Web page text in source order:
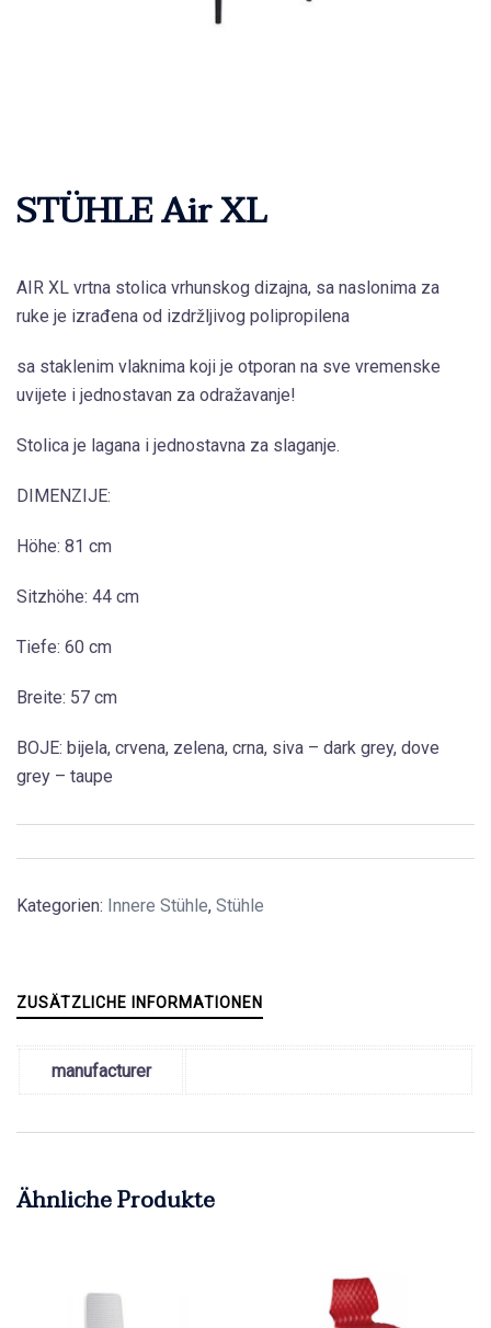
STÜHLE Air XL
AIR XL vrtna stolica vrhunskog dizajna, sa naslonima za
ruke je izrađena od izdržljivog polipropilena
sa staklenim vlaknima koji je otporan na sve vremenske
uvijete i jednostavan za odražavanje!
Stolica je lagana i jednostavna za slaganje.
DIMENZIJE:
Höhe: 81 cm
Sitzhöhe: 44 cm
Tiefe: 60 cm
Breite: 57 cm
BOJE: bijela, crvena, zelena, crna, siva – dark grey, dove
grey – taupe
Kategorien: Innere Stühle, Stühle
ZUSÄTZLICHE INFORMATIONEN
manufacturer
Ähnliche Produkte